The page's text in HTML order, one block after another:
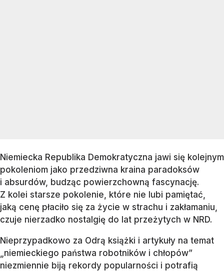
Niemiecka Republika Demokratyczna jawi się kolejnym
pokoleniom jako przedziwna kraina paradoksów
i absurdów, budząc powierzchowną fascynację.
Z kolei starsze pokolenie, które nie lubi pamiętać,
jaką cenę płaciło się za życie w strachu i zakłamaniu,
czuje nierzadko nostalgię do lat przeżytych w NRD.
Nieprzypadkowo za Odrą książki i artykuły na temat
„niemieckiego państwa robotników i chłopów”
niezmiennie biją rekordy popularności i potrafią